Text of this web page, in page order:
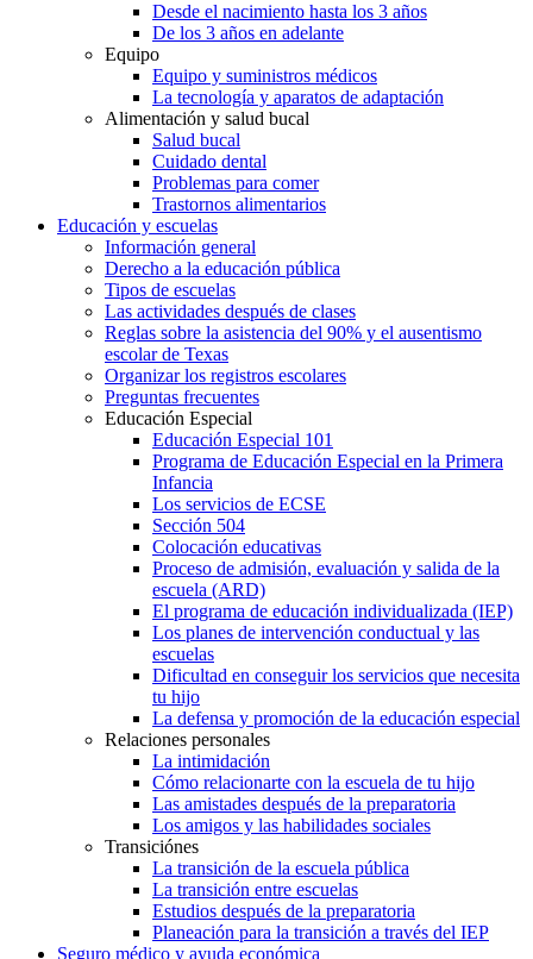
Desde el nacimiento hasta los 3 años
De los 3 años en adelante
Equipo
Equipo y suministros médicos
La tecnología y aparatos de adaptación
Alimentación y salud bucal
Salud bucal
Cuidado dental
Problemas para comer
Trastornos alimentarios
Educación y escuelas
Información general
Derecho a la educación pública
Tipos de escuelas
Las actividades después de clases
Reglas sobre la asistencia del 90% y el ausentismo
escolar de Texas
Organizar los registros escolares
Preguntas frecuentes
Educación Especial
Educación Especial 101
Programa de Educación Especial en la Primera
Infancia
Los servicios de ECSE
Sección 504
Colocación educativas
Proceso de admisión, evaluación y salida de la
escuela (ARD)
El programa de educación individualizada (IEP)
Los planes de intervención conductual y las
escuelas
Dificultad en conseguir los servicios que necesita
tu hijo
La defensa y promoción de la educación especial
Relaciones personales
La intimidación
Cómo relacionarte con la escuela de tu hijo
Las amistades después de la preparatoria
Los amigos y las habilidades sociales
Transiciónes
La transición de la escuela pública
La transición entre escuelas
Estudios después de la preparatoria
Planeación para la transición a través del IEP
Seguro médico y ayuda económica